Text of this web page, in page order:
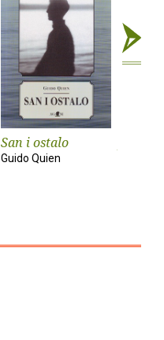
San i ostalo
Guido Quien